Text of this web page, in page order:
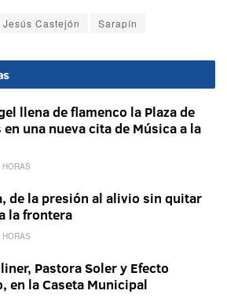
Jesús Castejón Sarapín
llena de flamenco la Plaza de
en una nueva cita de Música a la
de la presión al alivio sin quitar
la frontera
Pastora Soler y Efecto
en la Caseta Municipal